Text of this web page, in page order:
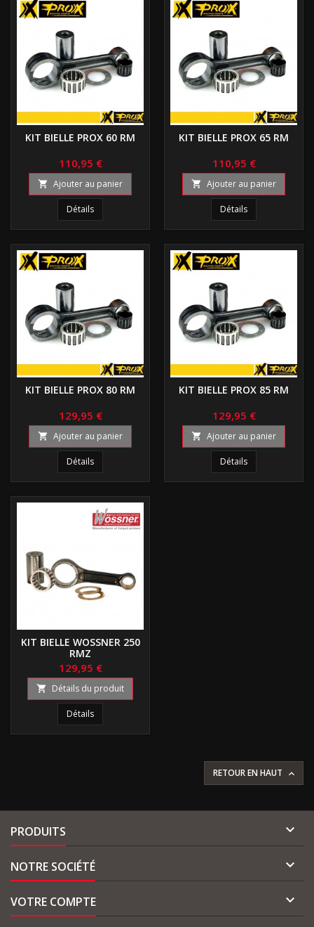
KIT BIELLE PROX 60 RM
110,95 €
 Ajouter au panier
Détails
KIT BIELLE PROX 65 RM
110,95 €
 Ajouter au panier
Détails
KIT BIELLE PROX 80 RM
129,95 €
 Ajouter au panier
Détails
KIT BIELLE PROX 85 RM
129,95 €
 Ajouter au panier
Détails
KIT BIELLE WOSSNER 250
RMZ
129,95 €
 Détails du produit
Détails
RETOUR EN HAUT 
PRODUITS 
NOTRE SOCIÉTÉ 
VOTRE COMPTE 